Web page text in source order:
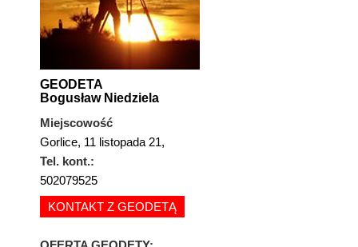
GEODETA
Bogusław Niedziela
Miejscowość
Gorlice, 11 listopada 21,
Tel. kont.:
502079525
KONTAKT Z GEODETĄ